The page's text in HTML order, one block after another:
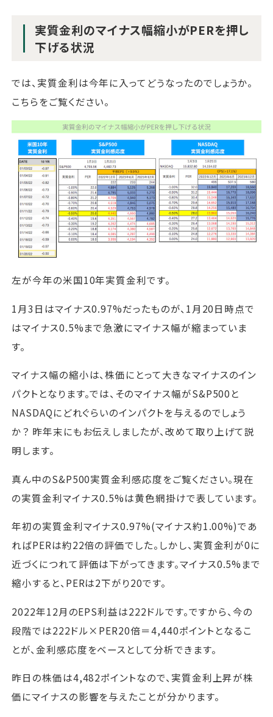
実質金利のマイナス幅縮小がPERを押し
下げる状況
では、実質金利は今年に入ってどうなったのでしょうか。
こちらをご覧ください。
左が今年の米国10年実質金利です。
1月3日はマイナス0.97%だったものが、1月20日時点で
はマイナス0.5%まで急激にマイナス幅が縮まっていま
す。
マイナス幅の縮小は、株価にとって大きなマイナスのイン
パクトとなります。では、そのマイナス幅がS&P500と
NASDAQにどれぐらいのインパクトを与えるのでしょう
か？ 昨年末にもお伝えしましたが、改めて取り上げて説
明します。
真ん中のS&P500実質金利感応度をご覧ください。現在
の実質金利マイナス0.5%は黄色網掛けで表しています。
年初の実質金利マイナス0.97%(マイナス約1.00%)であ
ればPERは約22倍の評価でした。しかし、実質金利が0に
近づくにつれて評価は下がってきます。マイナス0.5%まで
縮小すると、PERは2下がり20です。
2022年12月のEPS利益は222ドルです。ですから、今の
段階では222ドル×PER20倍＝4,440ポイントとなるこ
とが、金利感応度をベースとして分析できます。
昨日の株価は4,482ポイントなので、実質金利上昇が株
価にマイナスの影響を与えたことが分かります。